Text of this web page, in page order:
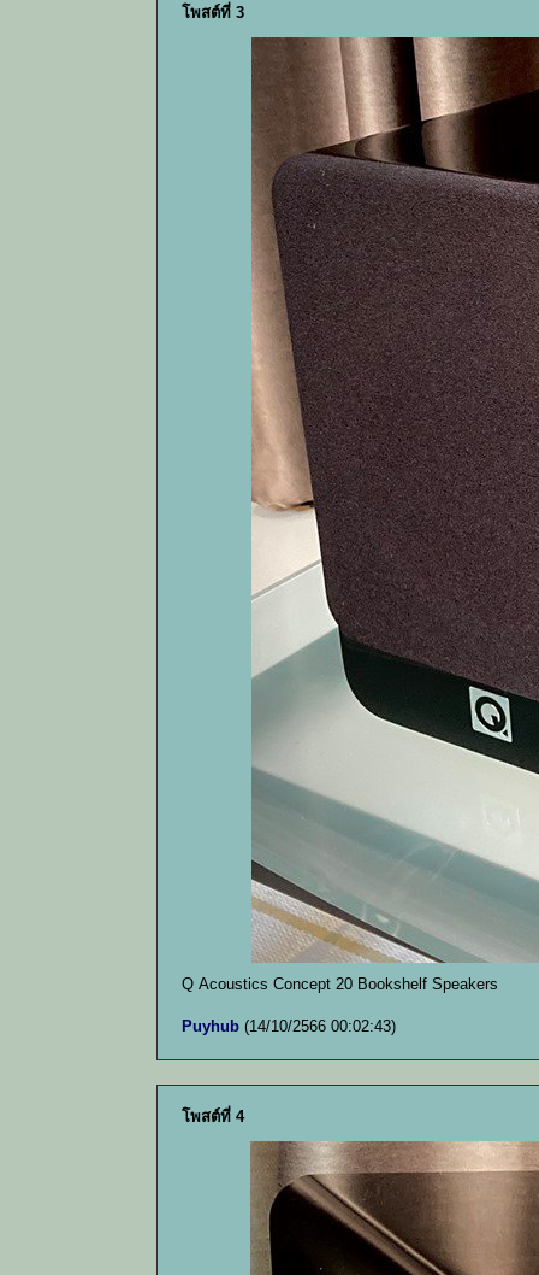
โพสต์ที่ 3
Q Acoustics Concept 20 Bookshelf Speakers
Puyhub (14/10/2566 00:02:43)
โพสต์ที่ 4